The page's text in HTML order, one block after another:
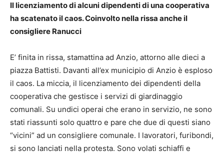
Il licenziamento di alcuni dipendenti di una cooperativa
ha scatenato il caos. Coinvolto nella rissa anche il
consigliere Ranucci
E’ finita in rissa, stamattina ad Anzio, attorno alle dieci a
piazza Battisti. Davanti all’ex municipio di Anzio è esploso
il caos. La miccia, il licenziamento dei dipendenti della
cooperativa che gestisce i servizi di giardinaggio
comunali. Su undici operai che erano in servizio, ne sono
stati riassunti solo quattro e pare che due di questi siano
“vicini” ad un consigliere comunale. I lavoratori, furibondi,
si sono lanciati nella protesta. Sono volati schiaffi e